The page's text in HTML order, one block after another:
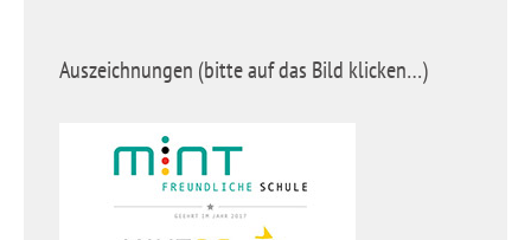
Auszeichnungen (bitte auf das Bild klicken…)